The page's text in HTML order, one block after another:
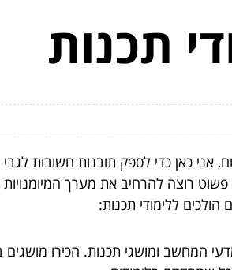
תכנות
אני כאן כדי לספק תובנות חשובות
רוצה להרחיב את מערך המיומנויות
ומושגי תכנות. הכירו מושגים